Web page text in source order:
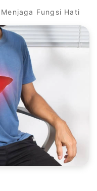
Fungsi Hati